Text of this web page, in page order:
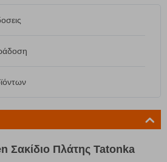
Σακίδιο Πλάτης Tatonka